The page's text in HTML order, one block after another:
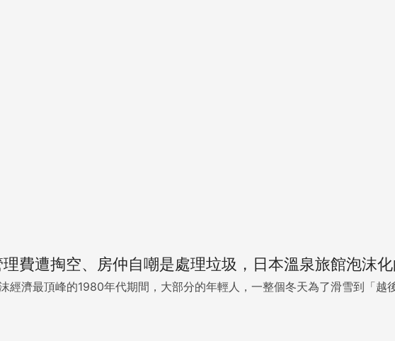
費遭掏空、房仲自嘲是處理垃圾，日本溫泉旅館泡沫
經濟最頂峰的1980年代期間，大部分的年輕人，一整個冬天為了滑雪到「越